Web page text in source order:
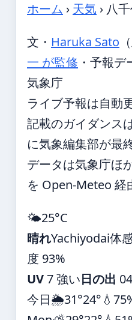
ホーム › 天気 › 八
文・ Haruka Sato
一 が監修 ・ 予報デ
気象庁
ライブ予報は自動
記載のガイダンス
に気象編集部が最
データは気象庁ほ
を Open-Meteo 経
🌤️25°C
晴れYachiyodai体
度 93%
UV7 強い日の出
今日🌦️31°24°